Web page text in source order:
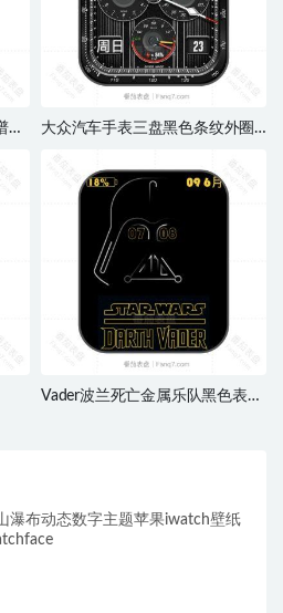
小
大众汽车手表三盘黑色条纹外圈
Vader波兰死亡金属乐队黑色表
瀑布动态数字主题苹果iwatch壁纸